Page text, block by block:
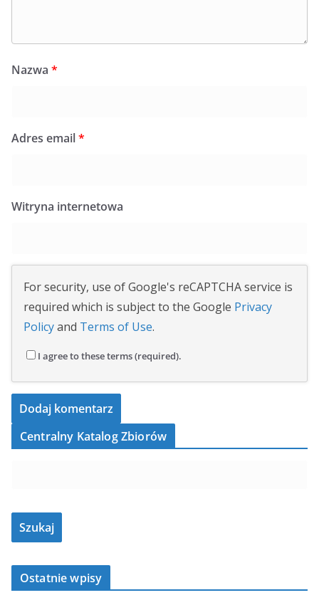
Nazwa *
Adres email*
Witryna internetowa
For security, use of Google's reCAPTCHA service is
required which is subject to the Google Privacy
Policyand Terms of Use.
I agree to these terms (required).
Centralny Katalog Zbiorów
Ostatnie wpisy